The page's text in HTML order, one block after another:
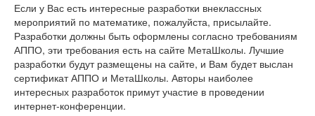
Если у Вас есть интересные разработки внеклассных
мероприятий по математике, пожалуйста, присылайте.
Разработки должны быть оформлены согласно требованиям
АППО, эти требования есть на сайте МетаШколы. Лучшие
разработки будут размещены на сайте, и Вам будет выслан
сертификат АППО и МетаШколы. Авторы наиболее
интересных разработок примут участие в проведении
интернет-конференции.